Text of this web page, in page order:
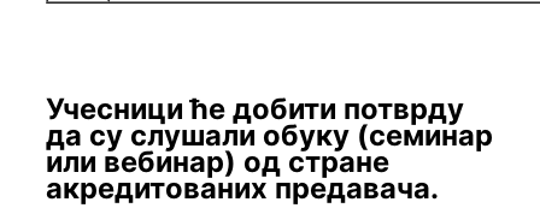
Учесници ће добити потврду
да су слушали обуку (семинар
или вебинар) од стране
акредитованих предавача.